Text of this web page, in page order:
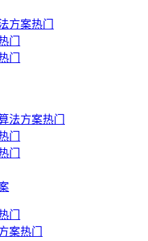
方案热门
门
门
法方案热门
门
门
门
案热门